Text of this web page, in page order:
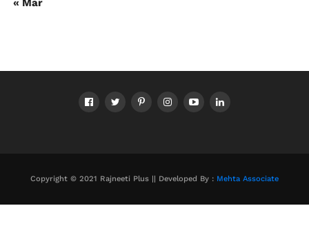
« Mar
Copyright © 2021 Rajneeti Plus || Developed By : Mehta Associate